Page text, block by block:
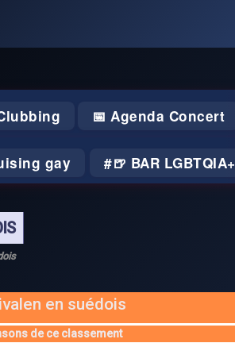
📅 Agenda Concert
gay 🍺 BAR LGBTQIA+
en suédois
de ce classement